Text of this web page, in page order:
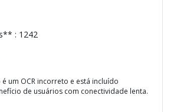
: 1242
um OCR incorreto e está incluído
de usuários com conectividade lenta.